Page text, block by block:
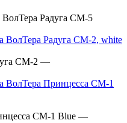
ВолТера Радуга СМ-5
ВолТера Радуга СМ-2, white
СМ-2 —
ВолТера Принцесса СМ-1
СМ-1 Blue —